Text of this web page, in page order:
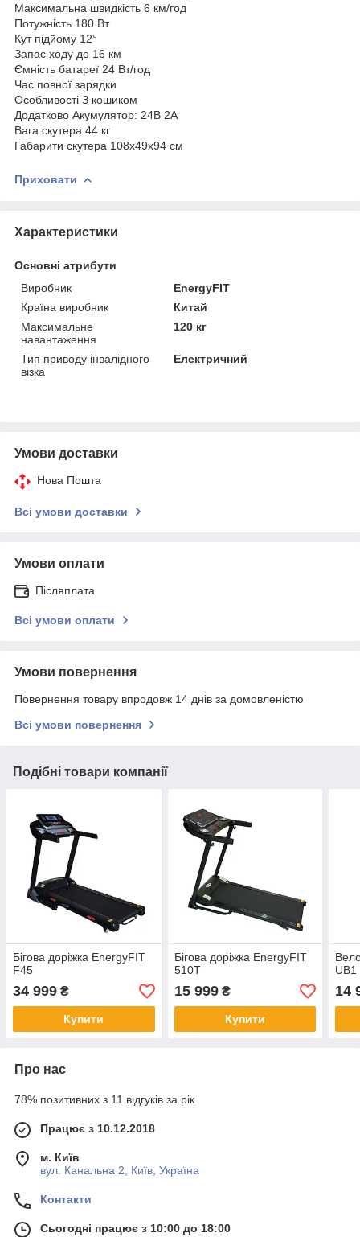
Максимальна швидкість 6 км/год
Потужність 180 Вт
Кут підйому 12°
Запас ходу до 16 км
Ємність батареї 24 Вт/год
Час повної зарядки
Особливості З кошиком
Додатково Акумулятор: 24В 2А
Вага скутера 44 кг
Габарити скутера 108х49х94 см
Приховати
Характеристики
Основні атрибути
Виробник
EnergyFIT
Країна виробник
Китай
Максимальне
навантаження
120 кг
Тип приводу інвалідного
візка
Електричний
Умови доставки
Нова Пошта
Всі умови доставки
Умови оплати
Післяплата
Всі умови оплати
Умови повернення
Повернення товару впродовж 14 днів за домовленістю
Всі умови повернення
Подібні товари компанії
Бігова доріжка EnergyFIT
F45
34 999 ₴
Купити
Бігова доріжка EnergyFIT
510T
15 999₴
Купити
UB1
14
Про нас
78% позитивних з 11 відгуків за рік
Працює з 10.12.2018
м. Київ
вул. Канальна 2, Київ, Україна
Контакти
Сьогодні працює з 10:00 до 18:00